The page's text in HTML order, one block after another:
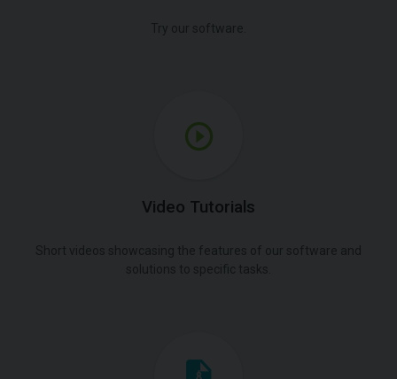
Video Tutorials